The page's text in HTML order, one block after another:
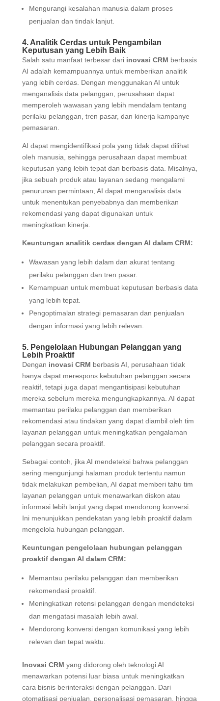
Mengurangi kesalahan manusia dalam proses
penjualan dan tindak lanjut.
4. Analitik Cerdas untuk Pengambilan
Keputusan yang Lebih Baik
Salah satu manfaat terbesar dari inovasi CRM berbasis
AI adalah kemampuannya untuk memberikan analitik
yang lebih cerdas. Dengan menggunakan AI untuk
menganalisis data pelanggan, perusahaan dapat
memperoleh wawasan yang lebih mendalam tentang
perilaku pelanggan, tren pasar, dan kinerja kampanye
pemasaran.
AI dapat mengidentifikasi pola yang tidak dapat dilihat
oleh manusia, sehingga perusahaan dapat membuat
keputusan yang lebih tepat dan berbasis data. Misalnya,
jika sebuah produk atau layanan sedang mengalami
penurunan permintaan, AI dapat menganalisis data
untuk menentukan penyebabnya dan memberikan
rekomendasi yang dapat digunakan untuk
meningkatkan kinerja.
Keuntungan analitik cerdas dengan AI dalam CRM:
Wawasan yang lebih dalam dan akurat tentang
perilaku pelanggan dan tren pasar.
Kemampuan untuk membuat keputusan berbasis data
yang lebih tepat.
Pengoptimalan strategi pemasaran dan penjualan
dengan informasi yang lebih relevan.
5. Pengelolaan Hubungan Pelanggan yang
Lebih Proaktif
Dengan inovasi CRM berbasis AI, perusahaan tidak
hanya dapat merespons kebutuhan pelanggan secara
reaktif, tetapi juga dapat mengantisipasi kebutuhan
mereka sebelum mereka mengungkapkannya. AI dapat
memantau perilaku pelanggan dan memberikan
rekomendasi atau tindakan yang dapat diambil oleh tim
layanan pelanggan untuk meningkatkan pengalaman
pelanggan secara proaktif.
Sebagai contoh, jika AI mendeteksi bahwa pelanggan
sering mengunjungi halaman produk tertentu namun
tidak melakukan pembelian, AI dapat memberi tahu tim
layanan pelanggan untuk menawarkan diskon atau
informasi lebih lanjut yang dapat mendorong konversi.
Ini menunjukkan pendekatan yang lebih proaktif dalam
mengelola hubungan pelanggan.
Keuntungan pengelolaan hubungan pelanggan
proaktif dengan AI dalam CRM:
Memantau perilaku pelanggan dan memberikan
rekomendasi proaktif.
Meningkatkan retensi pelanggan dengan mendeteksi
dan mengatasi masalah lebih awal.
Mendorong konversi dengan komunikasi yang lebih
relevan dan tepat waktu.
Inovasi CRM yang didorong oleh teknologi AI
menawarkan potensi luar biasa untuk meningkatkan
cara bisnis berinteraksi dengan pelanggan. Dari
otomatisasi penjualan, personalisasi pemasaran, hingga